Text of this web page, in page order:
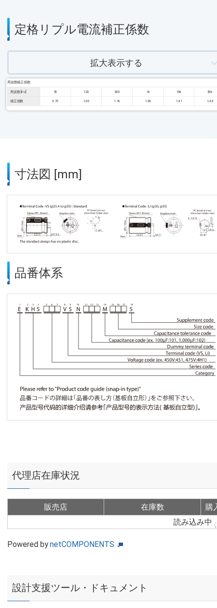
定格リプル電流補正係数
拡大表示する
周波数補正係数
周波数 [Hz] 50 120 300 1k 10k 50k
補正係数 0.70 1.00 1.16 1.30 1.41 1.43
寸法図 [mm]
品番体系
代理店在庫状況
販売店 在庫数
購
読み込み中
Powered bynetCOMPONENTS
設計支援ツール・ドキュメント